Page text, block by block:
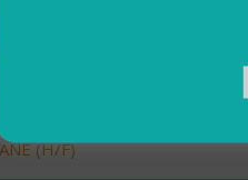
(H/F)
(H/F)
(H/F)